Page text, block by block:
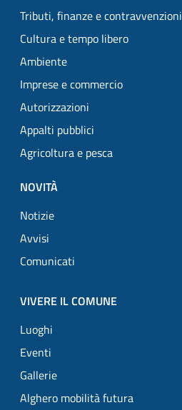
Tributi, finanze e contravvenzioni
Cultura e tempo libero
Ambiente
Imprese e commercio
Autorizzazioni
Appalti pubblici
Agricoltura e pesca
NOVITÀ
Notizie
Avvisi
Comunicati
VIVERE IL COMUNE
Luoghi
Eventi
Gallerie
Alghero mobilità futura